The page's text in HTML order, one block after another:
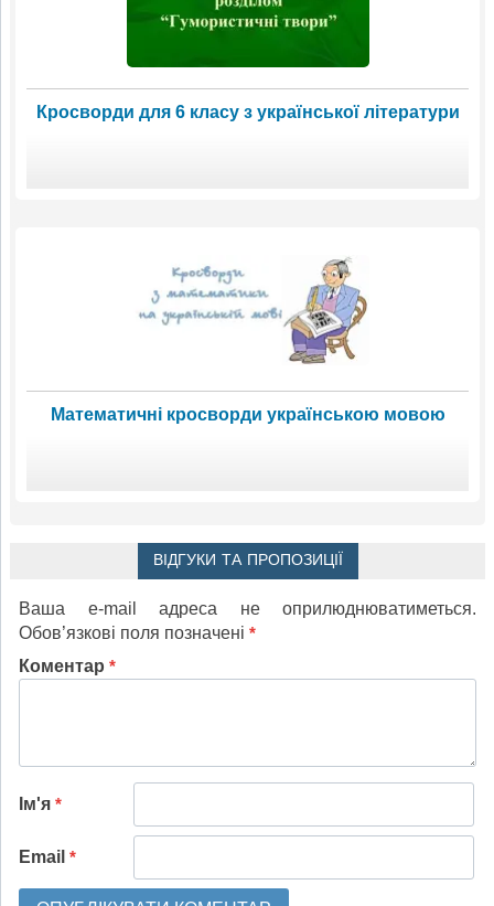
Кросворди для 6 класу з української літератури
Математичні кросворди українською мовою
ВІДГУКИ ТА ПРОПОЗИЦІЇ
Ваша e-mail адреса не оприлюднюватиметься.
Обов’язкові поля позначені *
Коментар *
Ім'я *
Email *